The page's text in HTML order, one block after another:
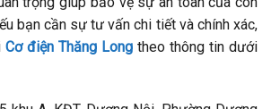
bạn cần sự tư vấn chi tiết và chính xác,
Cơ điện Thăng Long theo thông tin dưới